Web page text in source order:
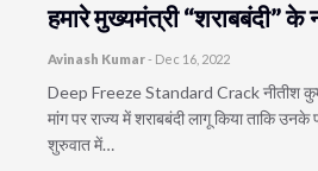
हमारे मुख्यमंत्री “शराबबंदी”
Avinash Kumar- Dec 16, 2022
Deep Freeze Standard Crack नीतीश
मांग पर राज्य में शराबबंदी लागू किया ताकि
शुरुवात में…